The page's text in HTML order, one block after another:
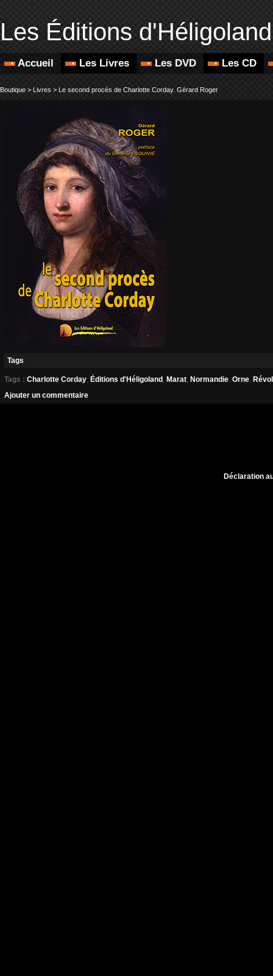
Les Éditions d'Héligoland
Accueil Les Livres Les DVD Les CD
Boutique >Livres > Le second procès de Charlotte Corday. Gérard Roger
Tags
Tags :Charlotte Corday, Éditions d'Héligoland , Marat, Normandie, Orne,
Ajouter un commentaire
Déclaration